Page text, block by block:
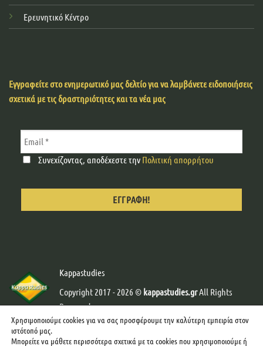
Ερευνητικό Κέντρο
Εγγραφείτε στο ενημερωτικό μας δελτίο για να λαμβάνετε ειδοποιήσεις
σχετικά με τις δραστηριότητες και τα νέα μας
Συνεχίζοντας, αποδέχεστε την Πολιτική απορρήτου
Kappastudies
Copyright 2017 - 2026 © kappastudies.grAll Rights
Reserved.
Developed & Designed byWeb-Creator-Graphics by
mcgraphics
Χρησιμοποιούμε cookies για να σας προσφέρουμε την καλύτερη εμπειρία στον
ιστότοπό μας.
Μπορείτε να μάθετε περισσότερα σχετικά με τα cookies που χρησιμοποιούμε ή